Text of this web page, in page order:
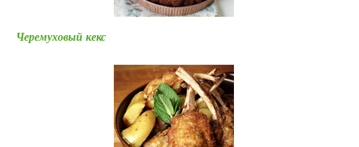
Черемуховый кекс